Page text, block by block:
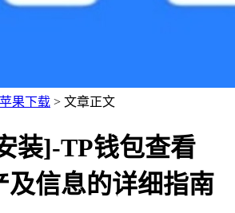
果下载 > 文章正文
装]-TP钱包查看
及信息的详细指南